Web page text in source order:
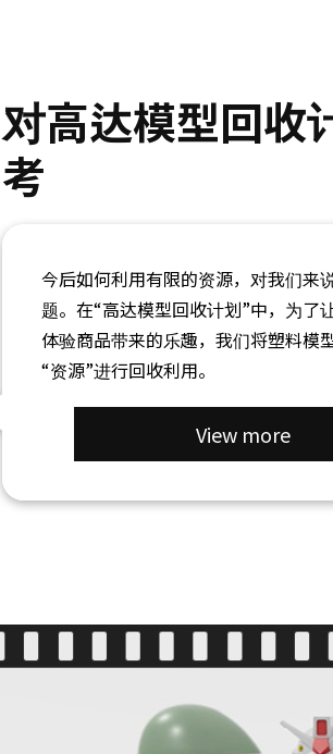
对高达模型回收
考
今后如何利用有限的资源，对我们来
题。在“高达模型回收计划”中，为了
体验商品带来的乐趣，我们将塑料模
“资源”进行回收利用。
View more